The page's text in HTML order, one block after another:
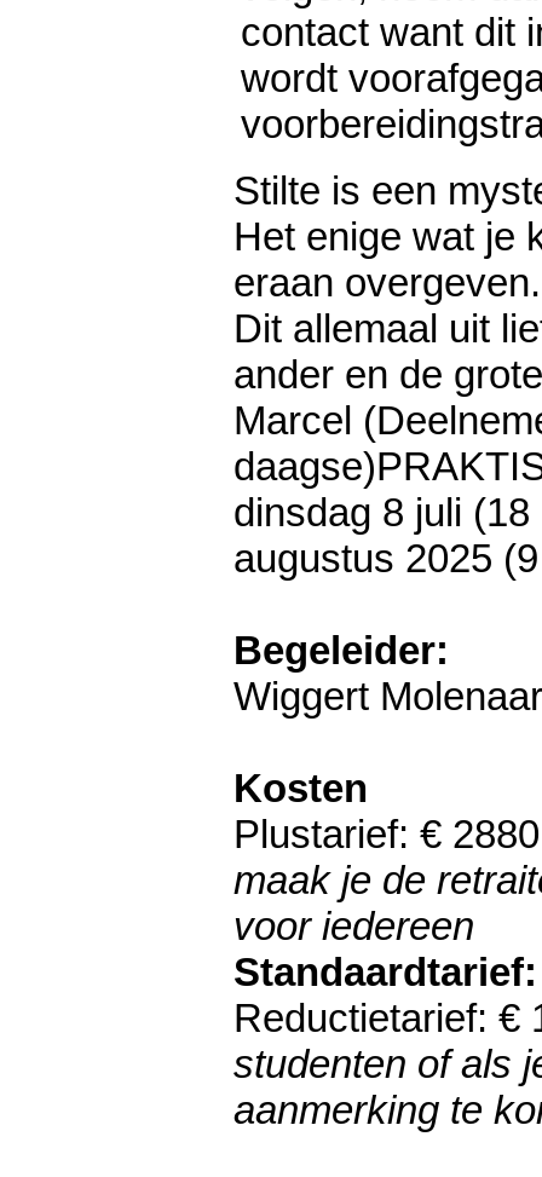
contact want dit
wordt
Stilte is een
Het enige wat je
eraan overgeven.
Dit allemaal uit
ander en de
​Marcel
dinsdag 8 juli
augustus 2025
Begeleider:
Wiggert
Kosten
Plustarief: €
maak je de
voor iedereen
Standaardtarief:
Reductietarief: €
studenten of als
aanmerking te